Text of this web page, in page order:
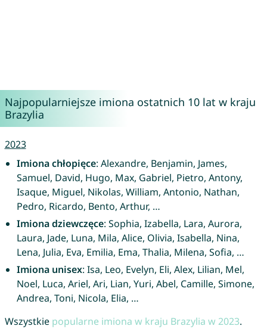
Najpopularniejsze imiona ostatnich 10 lat w kraju
Brazylia
2023
Imiona chłopięce: Alexandre, Benjamin, James,
Samuel, David, Hugo, Max, Gabriel, Pietro, Antony,
Isaque, Miguel, Nikolas, William, Antonio, Nathan,
Pedro, Ricardo, Bento, Arthur, …
Imiona dziewczęce: Sophia, Izabella, Lara, Aurora,
Laura, Jade, Luna, Mila, Alice, Olivia, Isabella, Nina,
Lena, Julia, Eva, Emilia, Ema, Thalia, Milena, Sofia, …
Imiona unisex: Isa, Leo, Evelyn, Eli, Alex, Lilian, Mel,
Noel, Luca, Ariel, Ari, Lian, Yuri, Abel, Camille, Simone,
Andrea, Toni, Nicola, Elia, …
Wszystkie popularne imiona w kraju Brazylia w 2023.